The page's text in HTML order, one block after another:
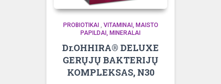
PROBIOTIKAI , VITAMINAI, MAISTO
PAPILDAI, MINERALAI
Dr.OHHIRA® DELUXE
GERŲJŲ BAKTERIJŲ
KOMPLEKSAS, N30